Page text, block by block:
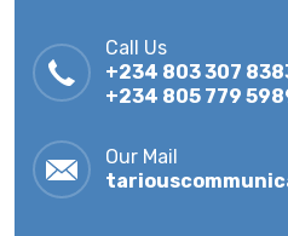
Call Us
+234 803 307
+234 805 779
Our Mail